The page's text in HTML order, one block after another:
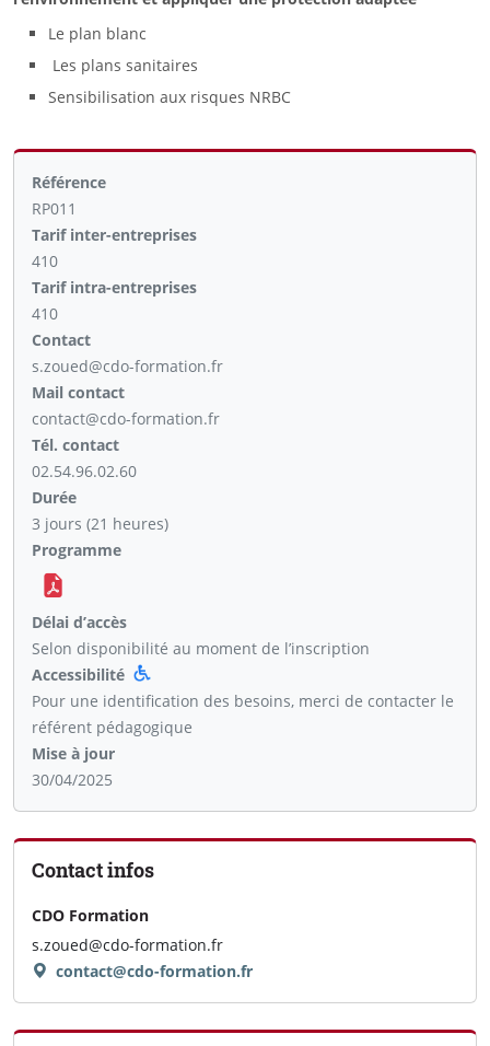
Le plan blanc
Les plans sanitaires
Sensibilisation aux risques NRBC
Référence
RP011
Tarif inter-entreprises
410
Tarif intra-entreprises
410
Contact
s.zoued@cdo-formation.fr
Mail contact
contact@cdo-formation.fr
Tél. contact
02.54.96.02.60
Durée
3 jours (21 heures)
Programme
Délai d’accès
Selon disponibilité au moment de l’inscription
Accessibilité
Pour une identification des besoins, merci de contacter le
référent pédagogique
Mise à jour
30/04/2025
Contact infos
CDO Formation
s.zoued@cdo-formation.fr
contact@cdo-formation.fr